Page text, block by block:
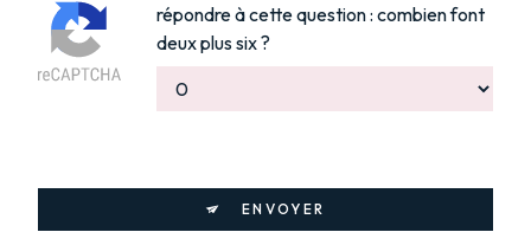
répondre à cette question : combien font
deux plus six ?
ENVOYER